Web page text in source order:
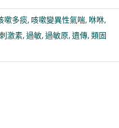
嗽多痰, 咳嗽變異性氣喘, 咻咻,
激素,過敏,過敏原,遺傳,類固